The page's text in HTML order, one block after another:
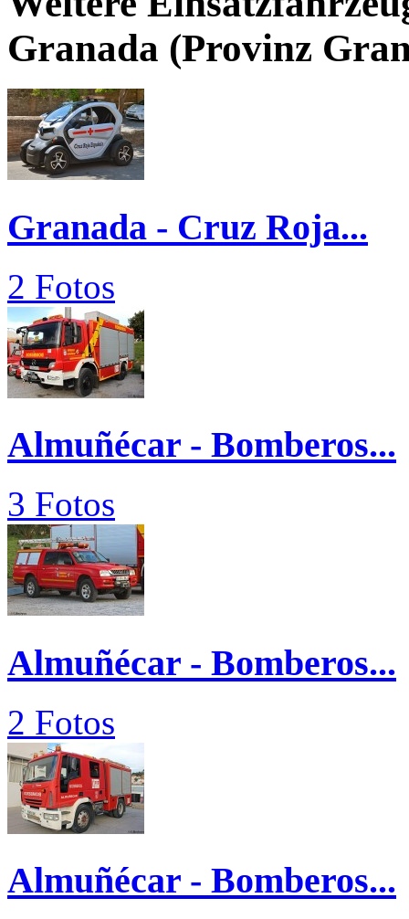
Granada (Provinz
Granada - Cruz Roja...
2 Fotos
Almuñécar - Bomberos...
3 Fotos
Almuñécar - Bomberos...
2 Fotos
Almuñécar - Bomberos...